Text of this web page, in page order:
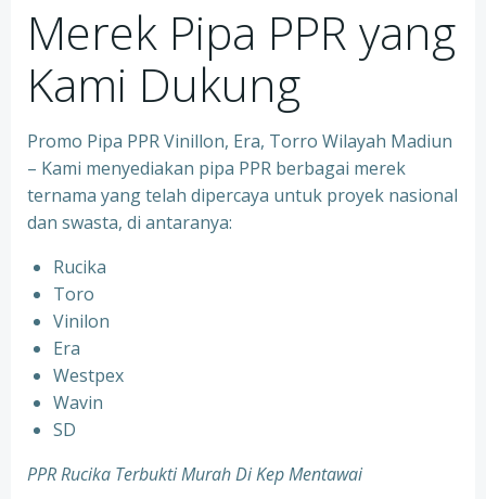
Merek Pipa PPR yang
Kami Dukung
Promo Pipa PPR Vinillon, Era, Torro Wilayah Madiun
– Kami menyediakan pipa PPR berbagai merek
ternama yang telah dipercaya untuk proyek nasional
dan swasta, di antaranya:
Rucika
⁠Toro
⁠Vinilon
⁠Era
⁠Westpex
⁠Wavin
⁠SD
PPR Rucika Terbukti Murah Di Kep Mentawai